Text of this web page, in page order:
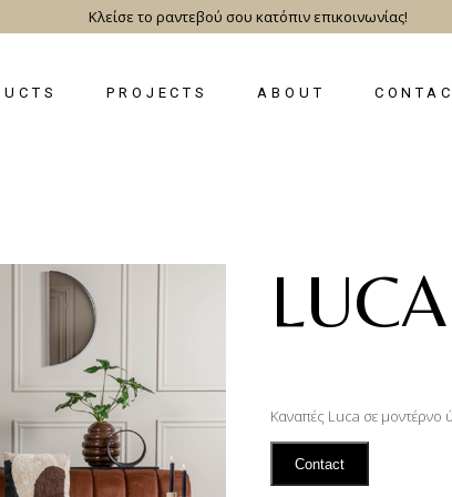
Κλείσε το ραντεβού σου κατόπιν επικοινωνίας!
PROJECTS ABOUT
LUCA
Καναπές Luca σε μοντέρνο
Contact